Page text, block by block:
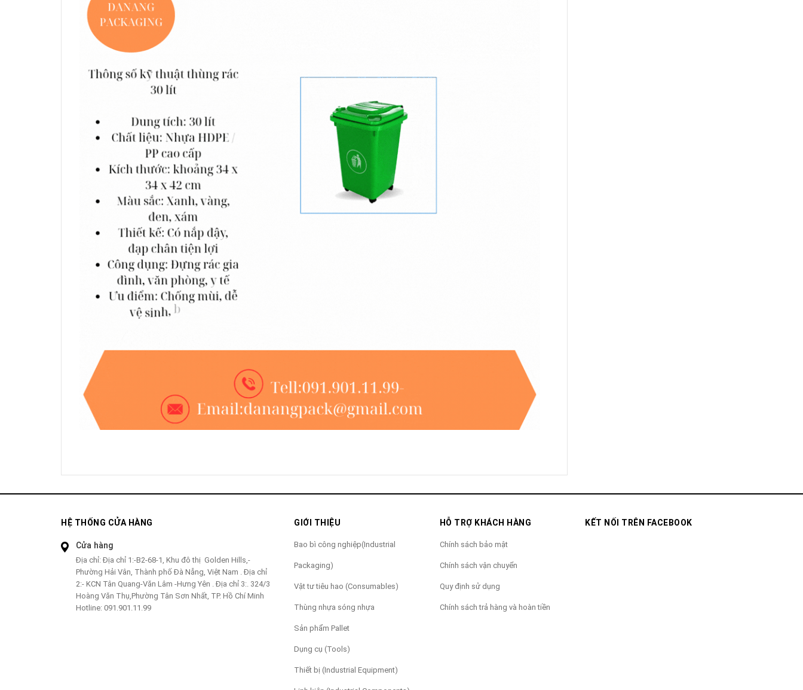
HỆ THỐNG CỬA HÀNG
Cửa hàng
Địa chỉ: Địa chỉ 1:-B2-68-1, Khu đô thị Golden Hills,-
Phường Hải Vân, Thành phố Đà Nẵng, Việt Nam . Địa chỉ
2:- KCN Tân Quang-Văn Lâm -Hưng Yên . Địa chỉ 3:. 324/3
Hoàng Văn Thụ,Phường Tân Sơn Nhất, TP. Hồ Chí Minh
Hotline: 091.901.11.99
GIỚI THIỆU
Bao bì công nghiệp(Industrial
Packaging)
Vật tư tiêu hao (Consumables)
Thùng nhựa sóng nhựa
Sản phẩm Pallet
Dụng cụ (Tools)
Thiết bị (Industrial Equipment)
HỖ TRỢ KHÁCH HÀNG
Chính sách bảo mật
Chính sách vận chuyển
Quy định sử dụng
Chính sách trả hàng và hoàn tiền
KẾT NỐI TRÊN FACEBOOK